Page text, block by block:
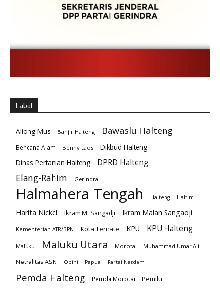
Label
Aliong Mus Banjir Halteng Bawaslu Halteng
Bencana Alam Benny Laos
Dikbud Halteng
Dinas Pertanian Halteng
DPRD Halteng
Elang-Rahim Gerindra
Halmahera Tengah Halteng Haltim
Harita Nickel Ikram M. Sangadji Ikram Malan Sangadji
Kementerian ATR/BPN Kota Ternate KPU KPU Halteng
Maluku Maluku Utara Morotai Muhammad Umar Ali
Netralitas ASN Opini Papua Partai Nasdem
Pemda Halteng Pemda Morotai
Pemilu